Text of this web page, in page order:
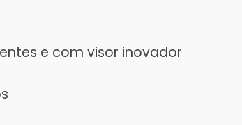
e com visor inovador